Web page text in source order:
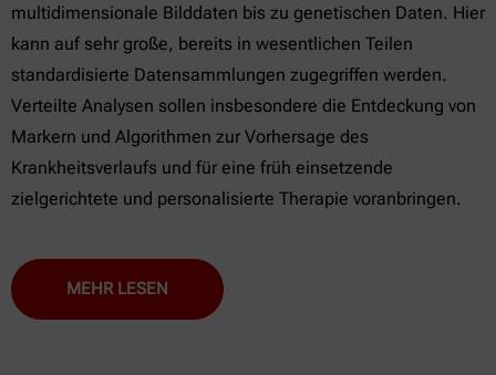
multidimensionale Bilddaten bis zu genetischen Daten. Hier
kann auf sehr große, bereits in wesentlichen Teilen
standardisierte Datensammlungen zugegriffen werden.
Verteilte Analysen sollen insbesondere die Entdeckung von
Markern und Algorithmen zur Vorhersage des
Krankheitsverlaufs und für eine früh einsetzende
zielgerichtete und personalisierte Therapie voranbringen.
MEHR LESEN